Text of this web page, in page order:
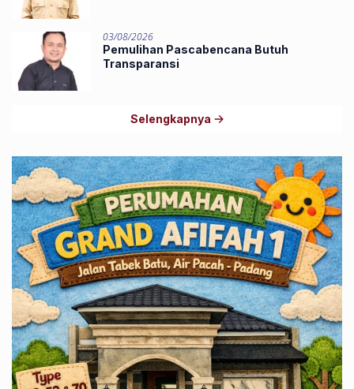
03/08/2026
Pemulihan Pascabencana Butuh
Transparansi
Selengkapnya